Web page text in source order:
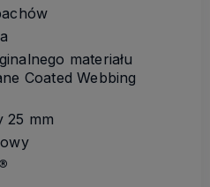
materiału
Coated Webbing
25 mm
®